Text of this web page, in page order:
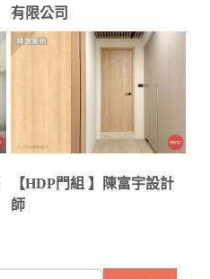
有限公司
【HDP門組 】陳富宇設計
師